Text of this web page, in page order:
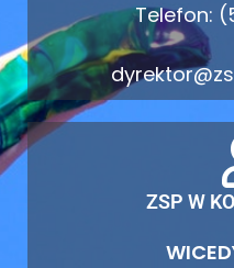
Telefon:
ZSP W